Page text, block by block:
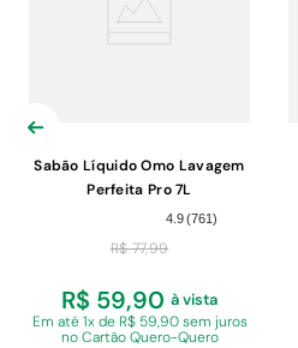
Sabão Líquido Omo Lavagem
Perfeita Pro 7L
4.9 (761)
R$ 77,99
R$ 59,90 à vista
Em até 1x de R$ 59,90 sem juros
no Cartão Quero-Quero